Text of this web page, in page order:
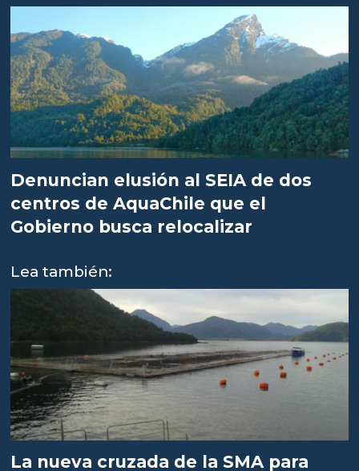
Denuncian elusión al SEIA de dos
centros de AquaChile que el
Gobierno busca relocalizar
Lea también:
La nueva cruzada de la SMA para